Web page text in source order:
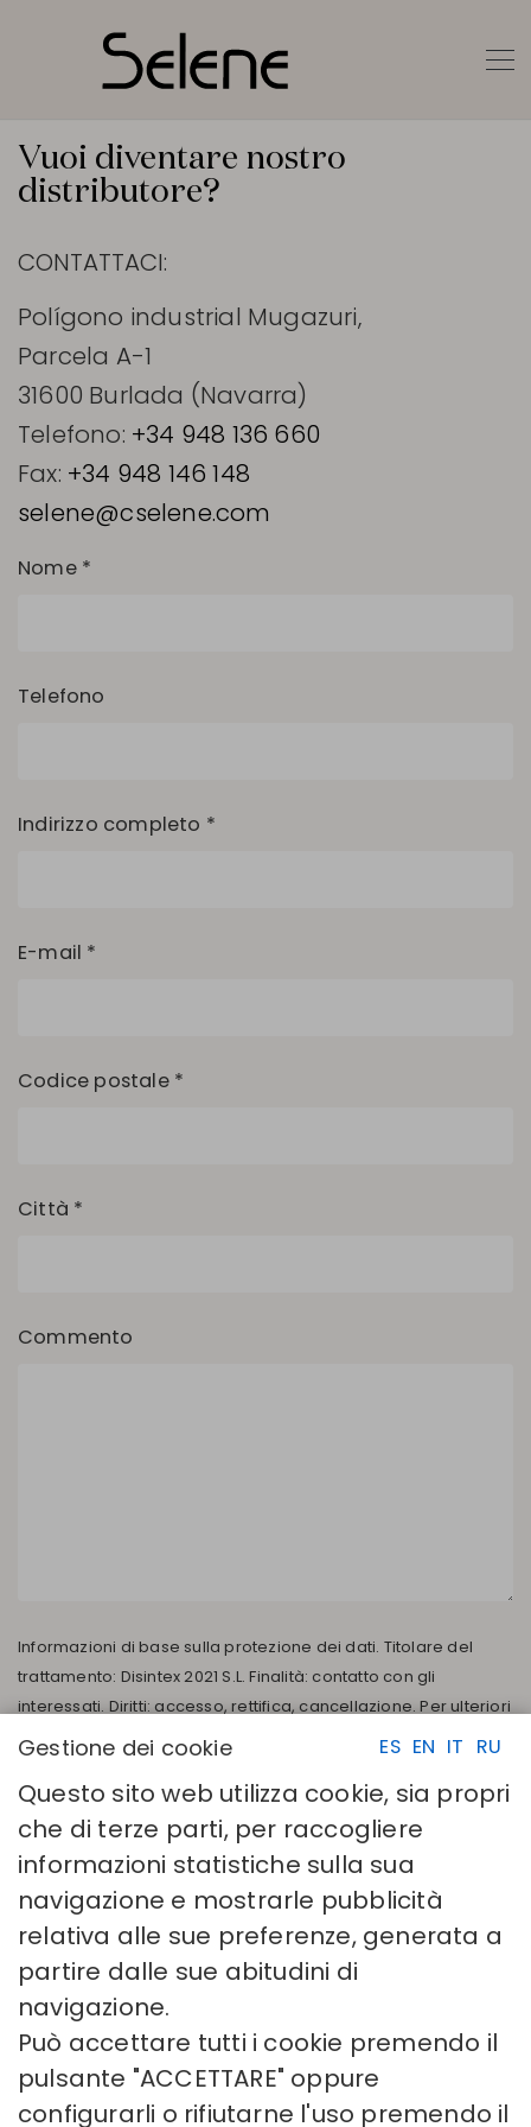
Vuoi diventare nostro
distributore?
CONTATTACI:
Polígono industrial Mugazuri,
Parcela A-1
31600 Burlada (Navarra)
Telefono: +34 948 136 660
Fax: +34 948 146 148
selene@cselene.com
Nome *
Telefono
Indirizzo completo *
E-mail *
Codice postale *
Città *
Commento
Informazioni di base sulla protezione dei dati. Titolare del
trattamento: Disintex 2021 S.L. Finalità: contatto con gli
interessati. Diritti: accesso, rettifica, cancellazione. Per ulteriori
informazioni, consultare la nostra Informativa sulla privacy
Ho letto e accetto la Politica sulla privacy
INVIA
ES EN IT RU
Gestione dei cookie
Questo sito web utilizza cookie, sia propri
che di terze parti, per raccogliere
informazioni statistiche sulla sua
navigazione e mostrarle pubblicità
relativa alle sue preferenze, generata a
partire dalle sue abitudini di
navigazione.
Può accettare tutti i cookie premendo il
pulsante "ACCETTARE" oppure
configurarli o rifiutarne l'uso premendo il
LINK RAPIDI
Calcola la tua taglia
Trova il tuo negozio
CONTATTI
Disintex 2021 SL
+34 948 14 58 90